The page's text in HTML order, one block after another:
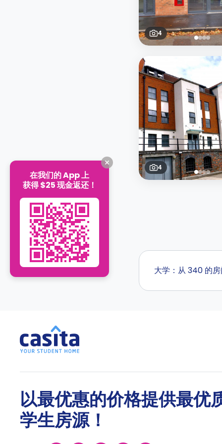
4
4
大学：从 340 的
以最优惠的价格提供最优
学生房源！
在我们的 App 上
获得 $25 现金返还！